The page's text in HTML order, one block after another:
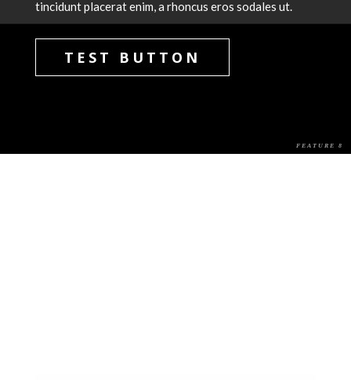
tincidunt placerat enim, a rhoncus eros sodales ut.
TEST BUTTON